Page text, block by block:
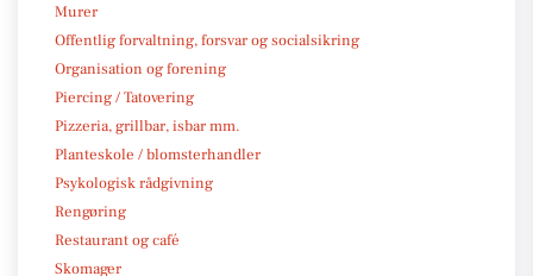
Murer
Offentlig forvaltning, forsvar og socialsikring
Organisation og forening
Piercing / Tatovering
Pizzeria, grillbar, isbar mm.
Planteskole / blomsterhandler
Psykologisk rådgivning
Rengøring
Restaurant og café
Skomager